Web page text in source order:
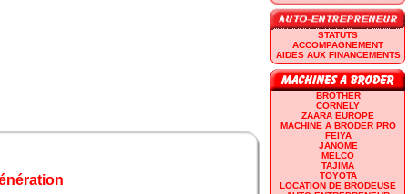
STATUTS
ACCOMPAGNEMENT
AIDES AUX FINANCEMENTS
BROTHER
CORNELY
ZAARA EUROPE
MACHINE A BRODER PRO
FEIYA
JANOME
MELCO
TAJIMA
TOYOTA
LOCATION DE BRODEUSE